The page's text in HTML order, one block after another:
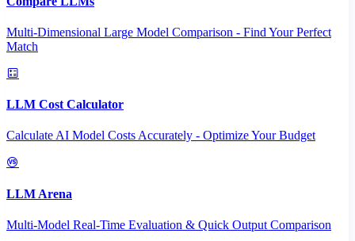
Multi-Dimensional Large Model Comparison - Find Your Perfect
Match
LLM Cost Calculator
Calculate AI Model Costs Accurately - Optimize Your Budget
LLM Arena
Multi-Model Real-Time Evaluation & Quick Output Comparison